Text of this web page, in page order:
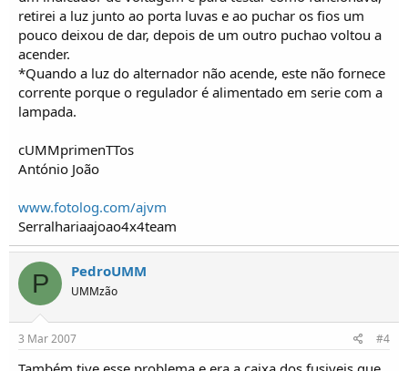
retirei a luz junto ao porta luvas e ao puchar os fios um
pouco deixou de dar, depois de um outro puchao voltou a
acender.
*Quando a luz do alternador não acende, este não fornece
corrente porque o regulador é alimentado em serie com a
lampada.
cUMMprimenTTos
António João
www.fotolog.com/ajvm
Serralhariaajoao4x4team
P PedroUMM
UMMzão
3 Mar 2007 #4